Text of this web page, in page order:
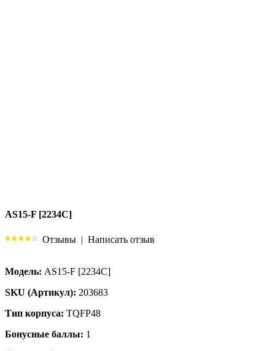
AS15-F [2234C]
Отзывы | Написать отзыв
Модель: AS15-F [2234C]
SKU (Артикул): 203683
Тип корпуса: TQFP48
Бонусные баллы: 1